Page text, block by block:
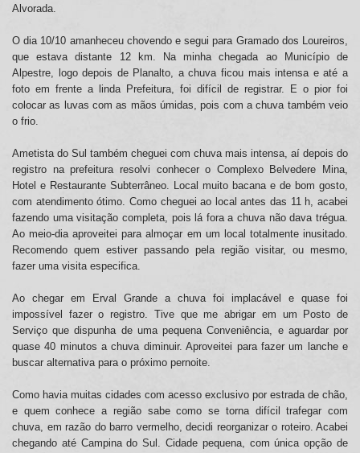
Alvorada.
O dia 10/10 amanheceu chovendo e segui para Gramado dos Loureiros,
que estava distante 12 km. Na minha chegada ao Município de
Alpestre, logo depois de Planalto, a chuva ficou mais intensa e até a
foto em frente a linda Prefeitura, foi difícil de registrar. E o pior foi
colocar as luvas com as mãos úmidas, pois com a chuva também veio
o frio.
Ametista do Sul também cheguei com chuva mais intensa, aí depois do
registro na prefeitura resolvi conhecer o Complexo Belvedere Mina,
Hotel e Restaurante Subterrâneo. Local muito bacana e de bom gosto,
com atendimento ótimo. Como cheguei ao local antes das 11 h, acabei
fazendo uma visitação completa, pois lá fora a chuva não dava trégua.
Ao meio-dia aproveitei para almoçar em um local totalmente inusitado.
Recomendo quem estiver passando pela região visitar, ou mesmo,
fazer uma visita especifica.
Ao chegar em Erval Grande a chuva foi implacável e quase foi
impossível fazer o registro. Tive que me abrigar em um Posto de
Serviço que dispunha de uma pequena Conveniência, e aguardar por
quase 40 minutos a chuva diminuir. Aproveitei para fazer um lanche e
buscar alternativa para o próximo pernoite.
Como havia muitas cidades com acesso exclusivo por estrada de chão,
e quem conhece a região sabe como se torna difícil trafegar com
chuva, em razão do barro vermelho, decidi reorganizar o roteiro. Acabei
chegando até Campina do Sul. Cidade pequena, com única opção de